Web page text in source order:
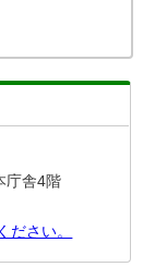
舎4階
ださい。